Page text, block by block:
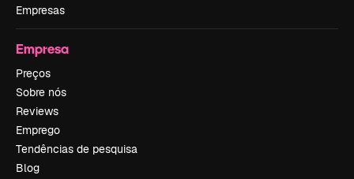
Empresas
Empresa
Preços
Sobre nós
Reviews
Emprego
Tendências de pesquisa
Blog